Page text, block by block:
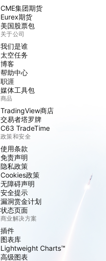
CME集团期货
Eurex期货
美国股票包
关于公司
我们是谁
太空任务
博客
帮助中心
职涯
媒体工具包
商品
TradingView商店
交易者塔罗牌
C63 TradeTime
政策和安全
使用条款
免责声明
隐私政策
Cookies政策
无障碍声明
安全提示
漏洞赏金计划
状态页面
商业解决方案
插件
图表库
Lightweight Charts™
高级图表